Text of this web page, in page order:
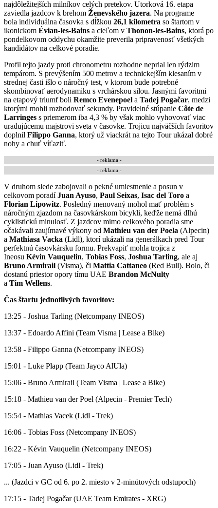
najdôležitejších milníkov celých pretekov. Utorková 16. etapa
zaviedla jazdcov k brehom Ženevského jazera. Na programe
bola individuálna časovka s dĺžkou 26,1 kilometra so štartom v
ikonickom Évian-les-Bains a cieľom v Thonon-les-Bains, ktorá po
pondelkovom oddychu okamžite preverila pripravenosť všetkých
kandidátov na celkové poradie.
Profil tejto jazdy proti chronometru rozhodne neprial len rýdzim
tempárom. S prevýšením 500 metrov a technickejším klesaním v
strednej časti išlo o náročný test, v ktorom bude potrebné
skombinovať aerodynamiku s vrchárskou silou. Jasnými favoritmi
na etapový triumf boli Remco Evenepoel a Tadej Pogačar, medzi
ktorými mohli rozhodovať sekundy. Pravidelné stúpanie Côte de
Larringes s priemerom iba 4,3 % by však mohlo vyhovovať viac
uradujúcemu majstrovi sveta v časovke. Trojicu najväčších favoritov
doplnil Filippo Ganna, ktorý už viackrát na tejto Tour ukázal dobré
nohy a chuť víťaziť.
- reklama -
- reklama -
V druhom slede zabojovali o pekné umiestnenie a posun v
celkovom poradíJuan Ayuso, Paul Seixas, Isac del Toro a
Florian Lipowitz. Posledný menovaný mohol mať problém s
náročným zjazdom na časovkárskom bicykli, keďže nemá dlhú
cyklistickú minulosť. Z jazdcov mimo celkového poradia sme
očakávali zaujímavé výkony od Mathieu van der Poela (Alpecin)
a Mathiasa Vacka (Lidl), ktorí ukázali na generálkach pred Tour
perfektnú časovkársku formu. Prekvapiť mohla trojica z
Ineosu Kévin Vauquelin, Tobias Foss, Joshua Tarling, ale aj
Bruno Armirail (Visma), či Mattia Cattaneo (Red Bull). Bolo, či
dostanú priestor opory tímu UAE Brandon McNulty
a Tim Wellens.
Čas štartu jednotlivých favoritov:
13:25 - Joshua Tarling (Netcompany INEOS)
13:37 - Edoardo Affini (Team Visma | Lease a Bike)
13:58 - Filippo Ganna (Netcompany INEOS)
15:01 - Luke Plapp (Team Jayco AlUla)
15:06 - Bruno Armirail (Team Visma | Lease a Bike)
15:18 - Mathieu van der Poel (Alpecin - Premier Tech)
15:54 - Mathias Vacek (Lidl - Trek)
16:06 - Tobias Foss (Netcompany INEOS)
16:22 - Kévin Vauquelin (Netcompany INEOS)
17:05 - Juan Ayuso (Lidl - Trek)
... (Jazdci v GC od 6. po 2. miesto v 2-minútových odstupoch)
17:15 - Tadej Pogačar (UAE Team Emirates - XRG)